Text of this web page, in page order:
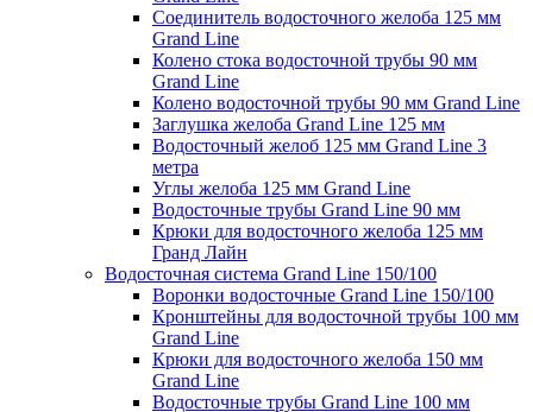
Соединитель водосточного желоба 125 мм
Grand Line
Колено стока водосточной трубы 90 мм
Grand Line
Колено водосточной трубы 90 мм Grand Line
Заглушка желоба Grand Line 125 мм
Водосточный желоб 125 мм Grand Line 3
метра
Углы желоба 125 мм Grand Line
Водосточные трубы Grand Line 90 мм
Крюки для водосточного желоба 125 мм
Гранд Лайн
Водосточная система Grand Line 150/100
Воронки водосточные Grand Line 150/100
Кронштейны для водосточной трубы 100 мм
Grand Line
Крюки для водосточного желоба 150 мм
Grand Line
Водосточные трубы Grand Line 100 мм